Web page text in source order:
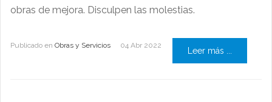
obras de mejora. Disculpen las molestias.
Publicado en Obras y Servicios 04 Abr 2022
Leer más ...